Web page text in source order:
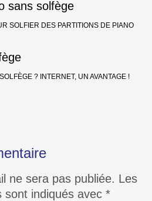
SOLFIER DES PARTITIONS DE PIANO
? INTERNET, UN AVANTAGE !
ne sera pas publiée. Les
sont indiqués avec *